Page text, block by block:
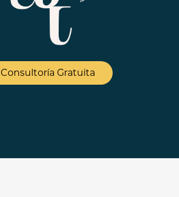
Consultoría Gratuita